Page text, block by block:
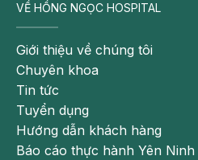
VỀ HỒNG NGỌC HOSPITAL
Giới thiệu về chúng tôi
Chuyên khoa
Tin tức
Tuyển dụng
Hướng dẫn khách hàng
Báo cáo thực hành Yên Ninh